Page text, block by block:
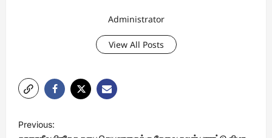
Administrator
View All Posts
Previous: